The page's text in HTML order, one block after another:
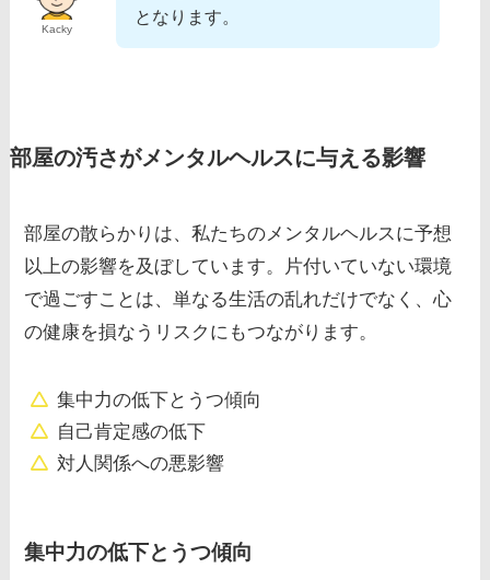
Kacky
となります。
部屋の汚さがメンタルヘルスに与える影響
部屋の散らかりは、私たちのメンタルヘルスに予想
以上の影響を及ぼしています。片付いていない環境
で過ごすことは、単なる生活の乱れだけでなく、心
の健康を損なうリスクにもつながります。
集中力の低下とうつ傾向
自己肯定感の低下
対人関係への悪影響
集中力の低下とうつ傾向